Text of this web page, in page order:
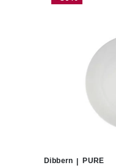
Dibbern PURE